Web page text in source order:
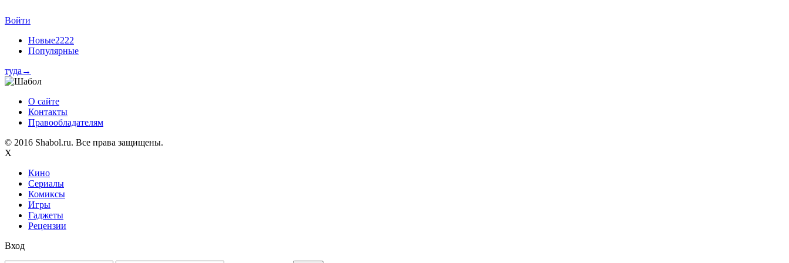
Войти
Новые2222
Популярные
туда →
О сайте
Контакты
Правообладателям
© 2016 Shabol.ru. Все права защищены.
X
Кино
Сериалы
Комиксы
Игры
Гаджеты
Рецензии
Вход